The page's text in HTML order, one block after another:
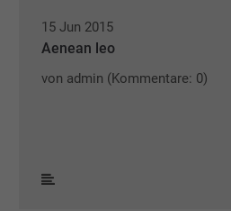
15 Jun 2015
Aenean leo
von admin (Kommentare: 0)